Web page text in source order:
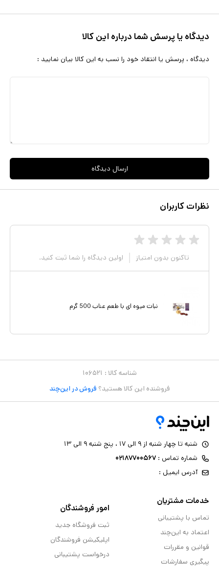
دیدگاه یا پرسش شما درباره این کالا
دیدگاه ، پرسش یا انتقاد خود را نسب به این کالا بیان نمایید :
ارسال دیدگاه
نظرات کاربران
تاکنون بدون امتیاز اولین دیدگاه را شما ثبت کنید.
نبات میوه ای با طعم عناب 500 گرم
شناسه کالا : ۱۰۶۵۲۱
فروشنده این کالا هستید؟ فروش در این‌چند
شنبه تا چهار شنبه از ۹ الی ۱۷ ، پنج شنبه ۹ الی ۱۳
شماره تماس : ۰۲۱۸۷۷۰۰۵۶۷
آدرس ایمیل :
خدمات مشتریان
تماس با پشتیبانی
اعتماد به این‌چند
قوانین و مقررات
پیگیری سفارشات
امور فروشندگان
ثبت فروشگاه جدید
اپلیکیشن فروشندگان
درخواست پشتیبانی